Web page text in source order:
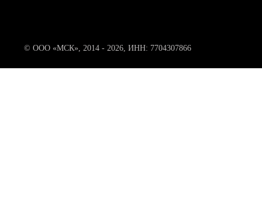
© ООО «МСК», 2014 - 2026, ИНН: 7704307866